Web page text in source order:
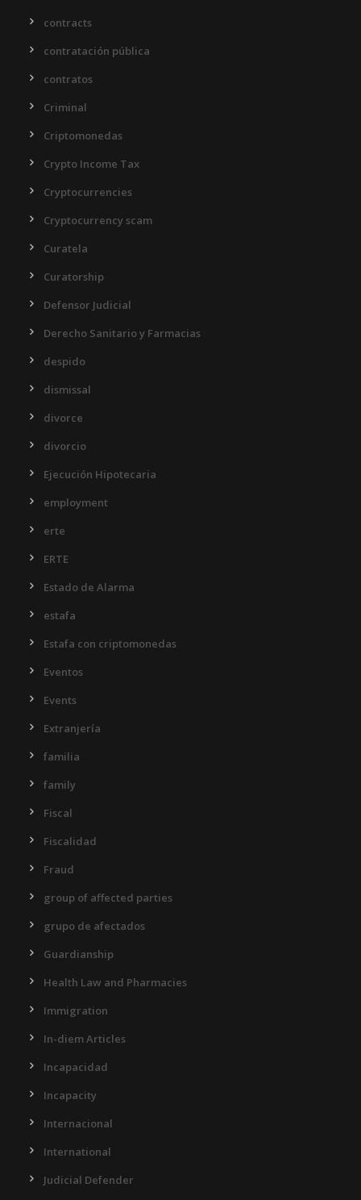
contracts
contratación pública
contratos
Criminal
Criptomonedas
Crypto Income Tax
Cryptocurrencies
Cryptocurrency scam
Curatela
Curatorship
Defensor Judicial
Derecho Sanitario y Farmacias
despido
dismissal
divorce
divorcio
Ejecución Hipotecaria
employment
erte
ERTE
Estado de Alarma
estafa
Estafa con criptomonedas
Eventos
Events
Extranjería
familia
family
Fiscal
Fiscalidad
Fraud
group of affected parties
grupo de afectados
Guardianship
Health Law and Pharmacies
Immigration
In-diem Articles
Incapacidad
Incapacity
Internacional
International
Judicial Defender